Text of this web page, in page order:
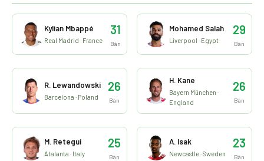
Kylian Mbappé
Real Madrid · France
31
Bàn
Mohamed Salah
Liverpool · Egypt
29
Bàn
R. Lewandowski
Barcelona · Poland
26
Bàn
H. Kane
Bayern München ·
England
26
Bàn
M. Retegui
Atalanta · Italy
25
Bàn
A. Isak
Newcastle · Sweden
23
Bàn